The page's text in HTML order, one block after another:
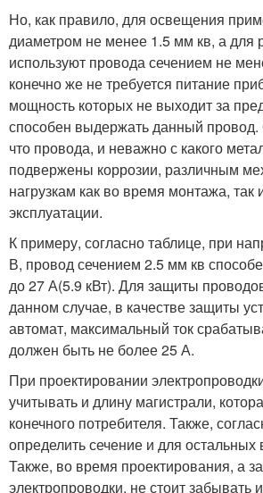
Но, как правило, для освещения
диаметром не менее 1.5 мм кв, а для
используют провода сечением не
конечно же не требуется питание
мощность которых не выходит за
способен выдержать данный провод.
что провода, и неважно с какого
подвержены коррозии, различным
нагрузкам как во время монтажа, так
эксплуатации.
К примеру, согласно таблице, при
В, провод сечением 2.5 мм кв
до 27 А(5.9 кВт). Для защиты
данном случае, в качестве защиты
автомат, максимальный ток
должен быть не более 25 А.
При проектировании
учитывать и длину магистрали,
конечного потребителя. Также,
определить сечение и для остальных
Также, во время проектирования, а
электропроводки, не стоит забывать